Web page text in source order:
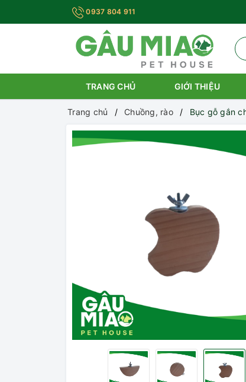
0937 804 911
TRANG CHỦ GIỚI THIỆU
Trang chủ Chuồng, rào Bục gỗ gắn